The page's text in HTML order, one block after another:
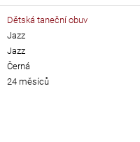
Dětská taneční obuv
Jazz
Jazz
Černá
24 měsíců